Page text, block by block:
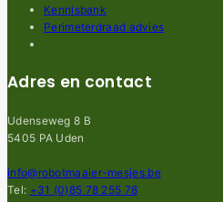
Kennisbank
Perimeterdraad advies
Adres en contact
Udenseweg 8 B
5405 PA Uden
info@robotmaaier-mesjes.be
Tel: +31 (0)85 78 255 78